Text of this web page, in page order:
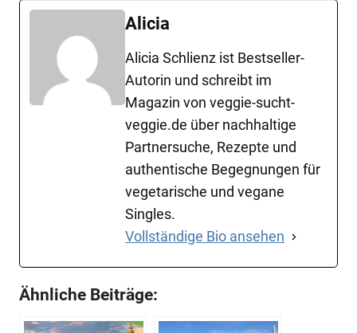
Alicia
Alicia Schlienz ist Bestseller-
Autorin und schreibt im
Magazin von veggie-sucht-
veggie.de über nachhaltige
Partnersuche, Rezepte und
authentische Begegnungen für
vegetarische und vegane
Singles.
Vollständige Bio ansehen
Ähnliche Beiträge: